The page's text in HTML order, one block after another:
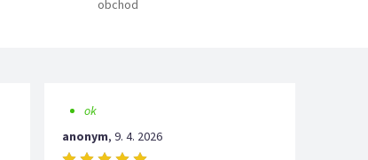
obchod
ok
anonym, 9. 4. 2026